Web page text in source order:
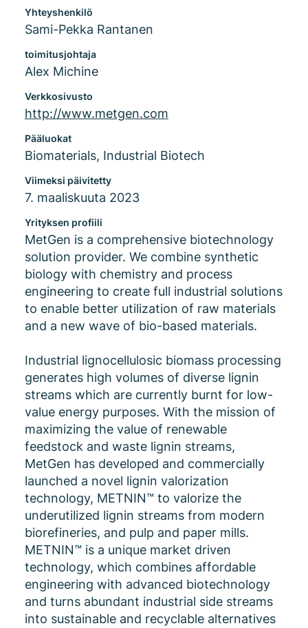
Yhteyshenkilö
Sami-Pekka Rantanen
toimitusjohtaja
Alex Michine
Verkkosivusto
http://www.metgen.com
Pääluokat
Biomaterials, Industrial Biotech
Viimeksi päivitetty
7. maaliskuuta 2023
Yrityksen profiili
MetGen is a comprehensive biotechnology
solution provider. We combine synthetic
biology with chemistry and process
engineering to create full industrial solutions
to enable better utilization of raw materials
and a new wave of bio-based materials.
Industrial lignocellulosic biomass processing
generates high volumes of diverse lignin
streams which are currently burnt for low-
value energy purposes. With the mission of
maximizing the value of renewable
feedstock and waste lignin streams,
MetGen has developed and commercially
launched a novel lignin valorization
technology, METNIN™ to valorize the
underutilized lignin streams from modern
biorefineries, and pulp and paper mills.
METNIN™ is a unique market driven
technology, which combines affordable
engineering with advanced biotechnology
and turns abundant industrial side streams
into sustainable and recyclable alternatives